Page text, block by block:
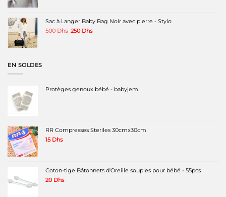
Sac à Langer Baby Bag Noir avec pierre - Stylo
500Dhs Le
250 DhsLe
EN SOLDES
Protèges genoux bébé - babyjem
RR Compresses Steriles 30cmx30cm
15 Dhs
Coton-tige Bâtonnets d'Oreille souples pour bébé - 55pcs
20 Dhs